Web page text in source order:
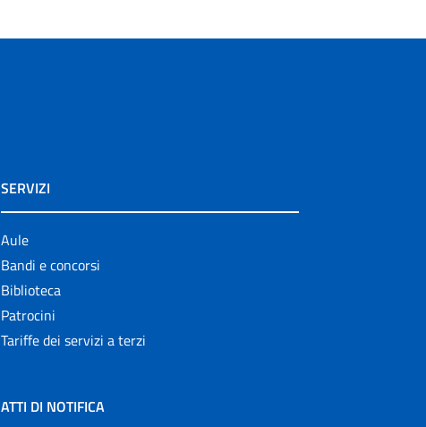
SERVIZI
Aule
Bandi e concorsi
Biblioteca
Patrocini
Tariffe dei servizi a terzi
ATTI DI NOTIFICA